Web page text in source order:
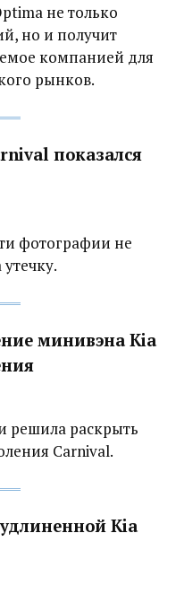
не только
но и получит
компанией для
рынков.
показался
фотографии не
минивэна Kia
решила раскрыть
Carnival.
Kia